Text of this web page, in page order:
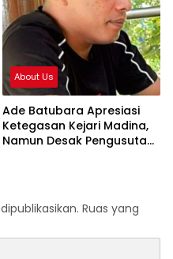
About Us
Ade Batubara Apresiasi
Ketegasan Kejari Madina,
Namun Desak Pengusutan
Smart Village
Ruas yang